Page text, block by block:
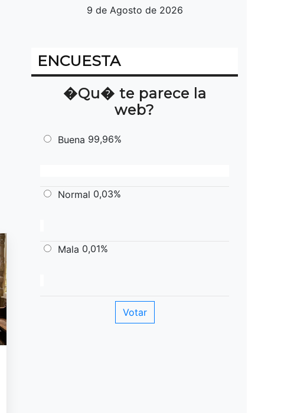
9 de Agosto de 2026
ENCUESTA
�Qu� te parece la
web?
Buena 99,96%
Normal 0,03%
Mala 0,01%